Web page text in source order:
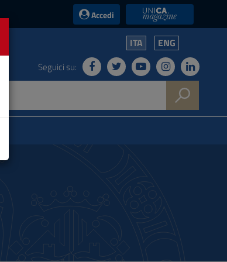
Accedi UniCA News
ITA ENG
Seguici su: